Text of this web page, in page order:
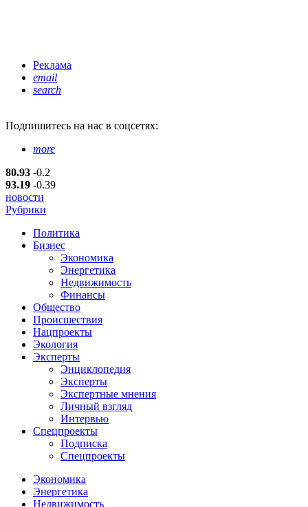
Реклама
email
search
Подпишитесь на нас в соцсетях:
more
80.93 -0.2
93.19 -0.39
новости
Рубрики
Политика
Бизнес
Экономика
Энергетика
Недвижимость
Финансы
Общество
Происшествия
Нацпроекты
Экология
Эксперты
Энциклопедия
Эксперты
Экспертные мнения
Личный взгляд
Интервью
Спецпроекты
Подписка
Спецпроекты
Экономика
Энергетика
Недвижимость